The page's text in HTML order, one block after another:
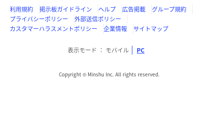
利用規約 掲示板ガイドライン ヘルプ 広告掲載
グループ規約
プライバシーポリシー
外部送信ポリシー
カスタマーハラスメントポリシー
企業情報 サイトマップ
表示モード モバイル PC
Copyright © Minshu Inc. All rights reserved.